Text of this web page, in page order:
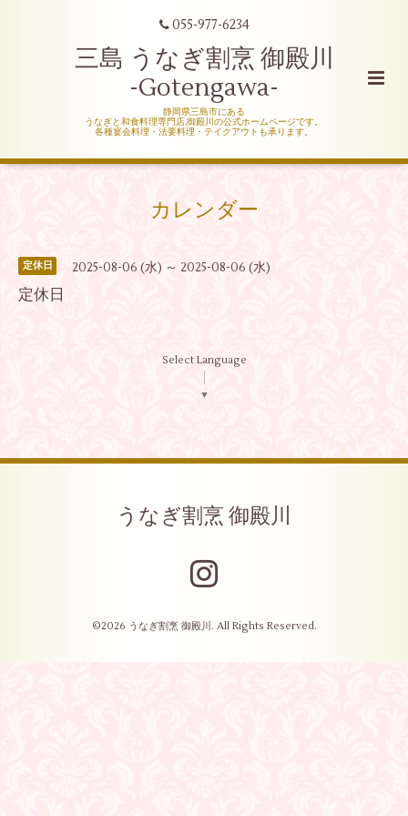
055-977-6234
三島 うなぎ割烹 御殿川
-Gotengawa-
静岡県三島市にある
うなぎと和食料理専門店,御殿川の公式ホームページです。
各種宴会料理・法要料理・テイクアウトも承ります。
カレンダー
定休日 2025-08-06 (水) ～ 2025-08-06 (水)
定休日
Select Language
▼
うなぎ割烹 御殿川
©2026 うなぎ割烹 御殿川 . All Rights Reserved.